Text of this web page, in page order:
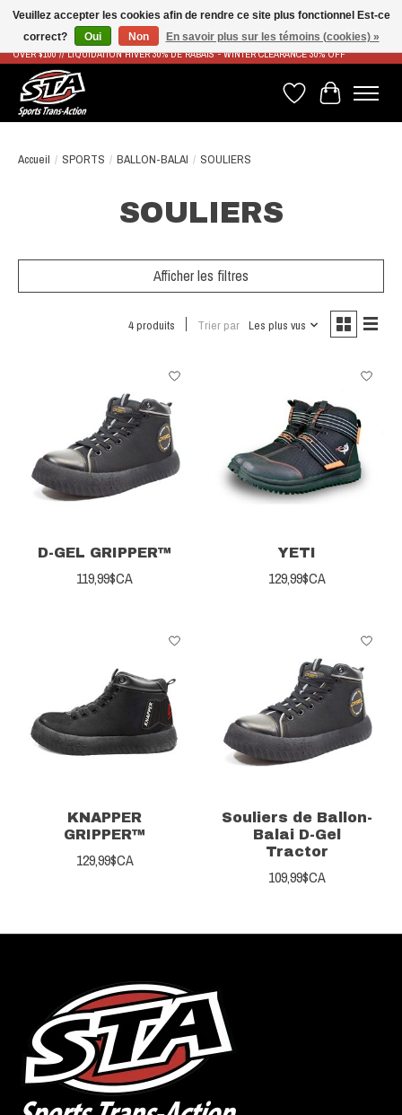
LIVRAISON RAPIDE ET GRATUITE À PARTIR DE 100$ - FAST & FREE SHIPPING ON ORDERS
OVER $100 // LIQUIDATION HIVER 30% DE RABAIS - WINTER CLEARANCE 30% OFF
Liste de souhaits
Panier
Accueil / SPORTS / BALLON-BALAI / SOULIERS
SOULIERS
Afficher les filtres
4 produits Trier par Les plus vus
D-GEL GRIPPER™
119,99$CA
YETI
129,99$CA
KNAPPER
GRIPPER™
129,99$CA
Souliers de Ballon-
Balai D-Gel
Tractor
109,99$CA
Veuillez accepter les cookies afin de rendre ce site plus fonctionnel Est-ce
correct?
Oui Non En savoir plus sur les témoins (cookies) »